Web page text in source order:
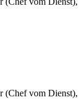
(Chef vom Dienst),